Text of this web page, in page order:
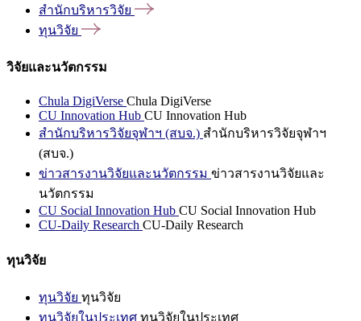
สำนักบริหารวิจัย
ทุนวิจัย
วิจัยและนวัตกรรม
Chula DigiVerse Chula DigiVerse
CU Innovation Hub CU Innovation Hub
สำนักบริหารวิจัยจุฬาฯ (สบจ.) สำนักบริหารวิจัยจุฬาฯ
(สบจ.)
ข่าวสารงานวิจัยและนวัตกรรม ข่าวสารงานวิจัยและ
นวัตกรรม
CU Social Innovation Hub CU Social Innovation Hub
CU-Daily Research CU-Daily Research
ทุนวิจัย
ทุนวิจัย ทุนวิจัย
ทุนวิจัยในประเทศ ทุนวิจัยในประเทศ